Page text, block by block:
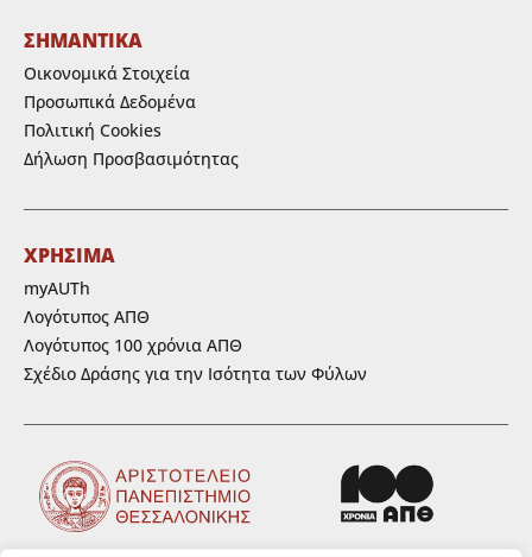
ΣΗΜΑΝΤΙΚΑ
Οικονομικά Στοιχεία
Προσωπικά Δεδομένα
Πολιτική Cookies
Δήλωση Προσβασιμότητας
ΧΡΗΣΙΜΑ
myAUTh
Λογότυπος ΑΠΘ
Λογότυπος 100 χρόνια ΑΠΘ
Σχέδιο Δράσης για την Ισότητα των Φύλων